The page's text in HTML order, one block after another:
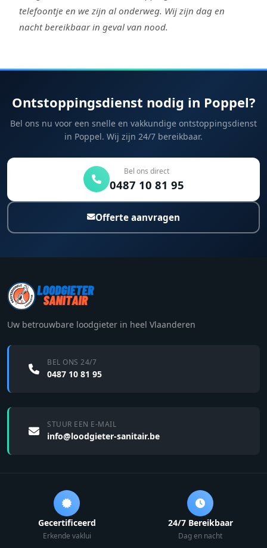
telefoontje en we zijn al onderweg. Wij zijn dag en
nacht bereikbaar in geval van nood.
Ontstoppingsdienst nodig in Poppel?
Bel ons nu voor een snelle en vakkundige ontstoppingsdienst
in Poppel. Wij zijn 24/7 bereikbaar.
Bel ons direct
0487 10 81 95
Offerte aanvragen
Uw betrouwbare loodgieter in heel Vlaanderen
BEL ONS 24/7
0487 10 81 95
STUUR EEN E-MAIL
info@loodgieter-sanitair.be
Gecertificeerd
Erkende vaklui
24/7 Bereikbaar
Dag en nacht